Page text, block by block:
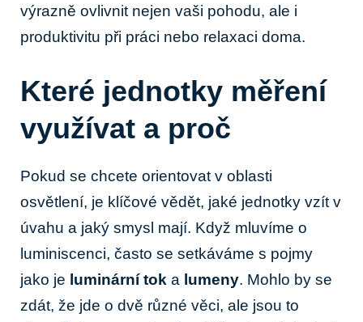
výrazně ovlivnit nejen vaši pohodu, ale i
produktivitu při práci nebo relaxaci doma.
Které jednotky měření
využívat a proč
Pokud se chcete orientovat v oblasti
osvětlení, je klíčové vědět, jaké jednotky vzít v
úvahu a jaký smysl mají. Když mluvíme o
luminiscenci, často se setkáváme s pojmy
jako je luminární tok a lumeny. Mohlo by se
zdát, že jde o dvě různé věci, ale jsou to